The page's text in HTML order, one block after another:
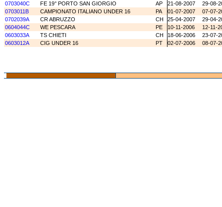
0703040C
FE 19° PORTO SAN GIORGIO AP 21-08-2007
29-08-
0703011B
CAMPIONATO ITALIANO UNDER 16 PA 01-07-2007
07-07-
0702039A
CR ABRUZZO CH 25-04-2007
29-04-
0604044C
WE PESCARA PE 10-11-2006
12-11-
0603033A
TS CHIETI CH 18-06-2006
23-07-
0603012A
CIG UNDER 16 PT 02-07-2006 08-07-